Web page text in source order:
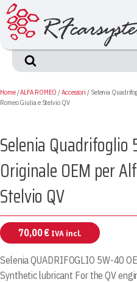
Home/ALFA ROMEO /Accessori / Selenia
Romeo Giulia e Stelvio QV
Selenia
Originale OEM per
Stelvio QV
70,00€ IVA incl.
Selenia QUADRIFOGLIO 5W-40
Synthetic lubricant For the QV